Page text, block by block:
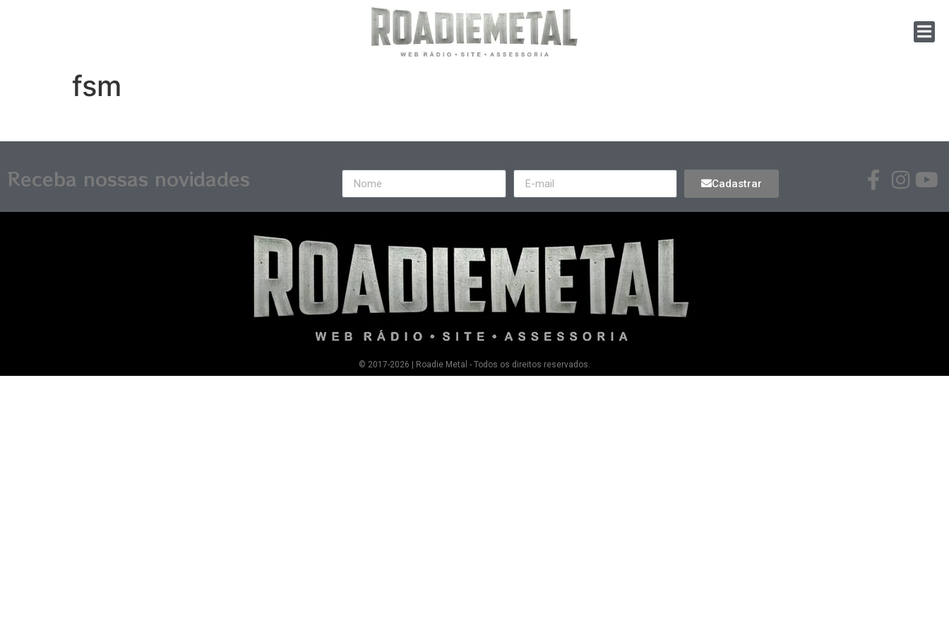
fsm
Receba nossas novidades Cadastrar
© 2017-2026 | Roadie Metal - Todos os direitos reservados.